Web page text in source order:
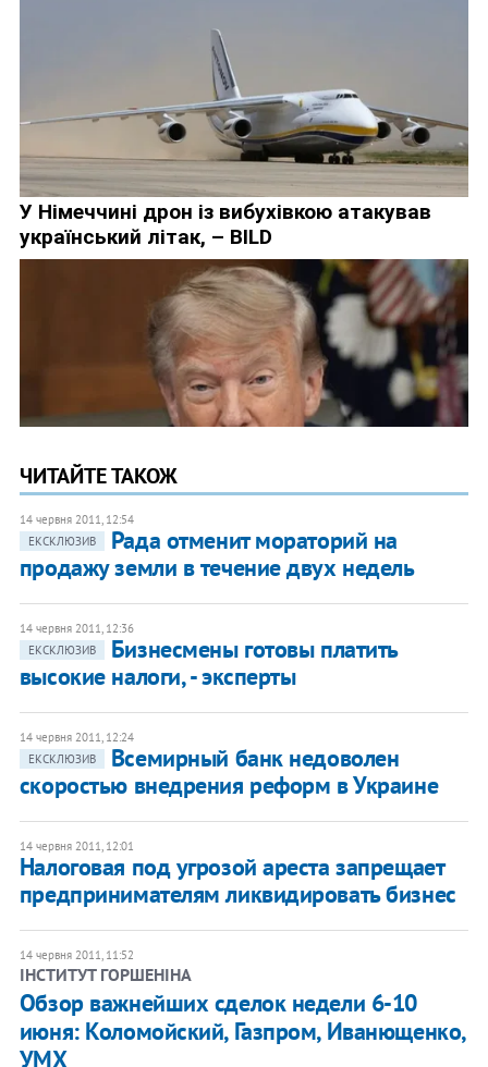
ЧИТАЙТЕ ТАКОЖ
14 червня 2011, 12:54
ЕКСКЛЮЗИВ
​Рада отменит мораторий на
продажу земли в течение двух недель
14 червня 2011, 12:36
ЕКСКЛЮЗИВ
Бизнесмены готовы платить
высокие налоги, - эксперты​
14 червня 2011, 12:24
ЕКСКЛЮЗИВ
Всемирный банк недоволен
скоростью внедрения реформ в Украине​
14 червня 2011, 12:01
Налоговая под угрозой ареста запрещает
предпринимателям ликвидировать бизнес
14 червня 2011, 11:52
ІНСТИТУТ ГОРШЕНІНА
Обзор важнейших сделок недели 6-10
июня: Коломойский, Газпром, Иванющенко,
УМХ